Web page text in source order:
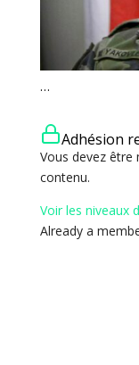
…
Adhésion
Vous devez être
contenu.
Voir les niveaux
Already a